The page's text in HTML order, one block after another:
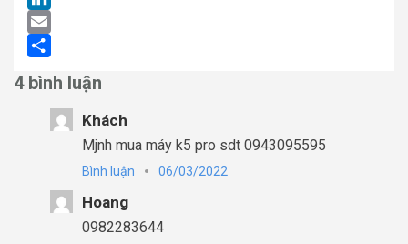
LinkedIn
Email
4 bình luận
Khách
Mjnh mua máy k5 pro sdt 0943095595
Bình luận 06/03/2022
Hoang
0982283644